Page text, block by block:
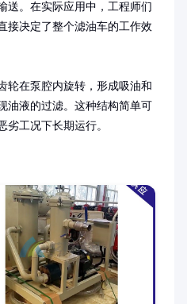
送。在实际应用中，工程师们
接决定了整个滤油车的工作效
轮在泵腔内旋转，形成吸油和
油液的过滤。这种结构简单可
劣工况下长期运行。